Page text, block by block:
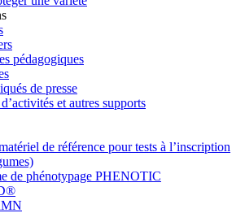
pédagogiques
de presse
et autres supports
de référence pour tests à l’inscription
de phénotypage PHENOTIC